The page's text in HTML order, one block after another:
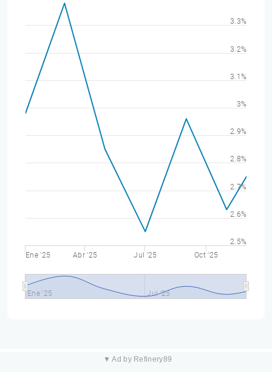
Ene '25 Abr '25 Jul '25 Oct '25
Ene '25 Jul '25
2.5%
2.6%
2.7%
2.8%
2.9%
3%
3.1%
3.2%
3.3%
▼ Ad by Refinery89